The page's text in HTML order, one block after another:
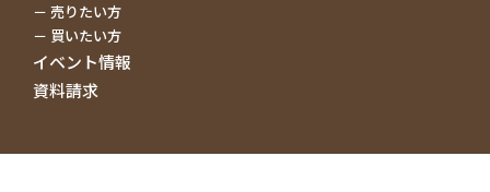
リノベーションやリフォームの相談・見積りな
どは有料ですか？
ご相談いただいてから、建物診断→診断のご報告→イ
で、一切費用はいただきません。
売りたい方
買いたい方
イベント情報
資料請求